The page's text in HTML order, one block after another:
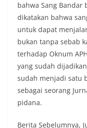
bahwa Sang Bandar
dikatakan bahwa
untuk dapat
bukan tanpa sebab
terhadap Oknum
yang sudah
sudah menjadi satu
sebagai seorang
pidana.
Berita Sebelumnya,